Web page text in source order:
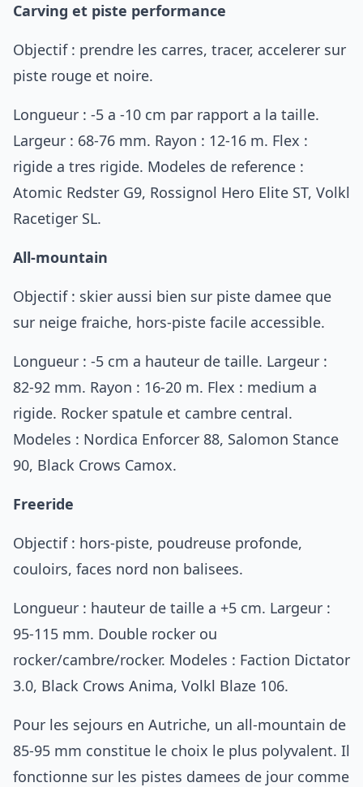
Carving et piste performance
Objectif : prendre les carres, tracer, accelerer sur
piste rouge et noire.
Longueur : -5 a -10 cm par rapport a la taille.
Largeur : 68-76 mm. Rayon : 12-16 m. Flex :
rigide a tres rigide. Modeles de reference :
Atomic Redster G9, Rossignol Hero Elite ST, Volkl
Racetiger SL.
All-mountain
Objectif : skier aussi bien sur piste damee que
sur neige fraiche, hors-piste facile accessible.
Longueur : -5 cm a hauteur de taille. Largeur :
82-92 mm. Rayon : 16-20 m. Flex : medium a
rigide. Rocker spatule et cambre central.
Modeles : Nordica Enforcer 88, Salomon Stance
90, Black Crows Camox.
Freeride
Objectif : hors-piste, poudreuse profonde,
couloirs, faces nord non balisees.
Longueur : hauteur de taille a +5 cm. Largeur :
95-115 mm. Double rocker ou
rocker/cambre/rocker. Modeles : Faction Dictator
3.0, Black Crows Anima, Volkl Blaze 106.
Pour les sejours en Autriche, un all-mountain de
85-95 mm constitue le choix le plus polyvalent. Il
fonctionne sur les pistes damees de jour comme